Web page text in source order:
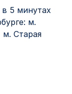
5 минутах
м.
м. Старая